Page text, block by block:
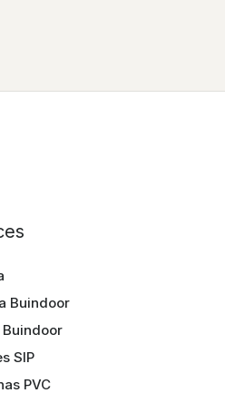
Buindoor
Buindoor
SIP
PVC